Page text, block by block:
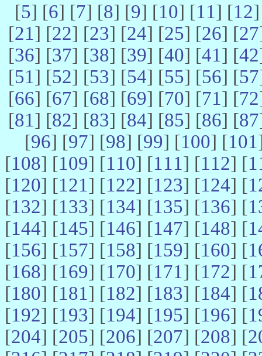
[5] [6] [7] [8] [9] [10] [11] [12
[21] [22] [23] [24] [25] [26] [27
[36] [37] [38] [39] [40] [41] [42
[51] [52] [53] [54] [55] [56] [57
[66] [67] [68] [69] [70] [71] [72
[81] [82] [83] [84] [85] [86] [87
[96] [97] [98] [99] [100] [101
[108] [109] [110] [111] [112] [
[120] [121] [122] [123] [124] [
[132] [133] [134] [135] [136] [
[144] [145] [146] [147] [148] [
[156] [157] [158] [159] [160] [
[168] [169] [170] [171] [172] [
[180] [181] [182] [183] [184] [
[192] [193] [194] [195] [196] [
[204] [205] [206] [207] [208] [